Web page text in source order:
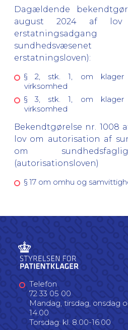
Dagældende
august 2024 af
erstatningsloven):
§ 2, stk. 1, om klager
virksomhed
§ 3, stk. 1, om klager
virksomhed
Bekendtgørelse nr. 1008
lov om autorisation af
om
(autorisationsloven)
§ 17 om omhu og
Telefon
72 33 05 00
Mandag, tirsdag, onsdag
14.00
Torsdag: kl. 8.00-16.00